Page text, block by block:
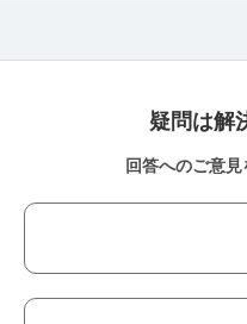
疑問は解
回答へのご意見